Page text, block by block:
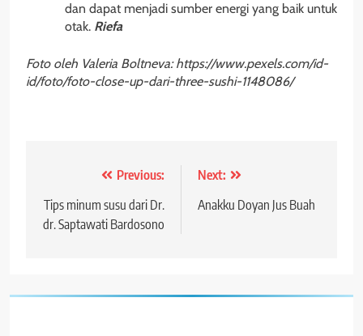
dan dapat menjadi sumber energi yang baik untuk
otak. Riefa
Foto oleh Valeria Boltneva: https://www.pexels.com/id-
id/foto/foto-close-up-dari-three-sushi-1148086/
navigation
Previous:
Tips minum susu dari Dr.
dr. Saptawati Bardosono
Next:
Anakku Doyan Jus Buah